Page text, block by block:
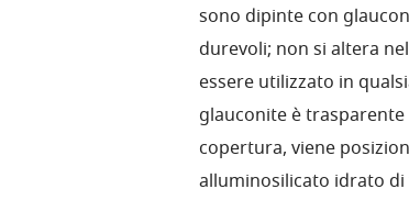
sono dipinte con
durevoli; non si altera
essere utilizzato in
glauconite è
copertura, viene
alluminosilicato idrato